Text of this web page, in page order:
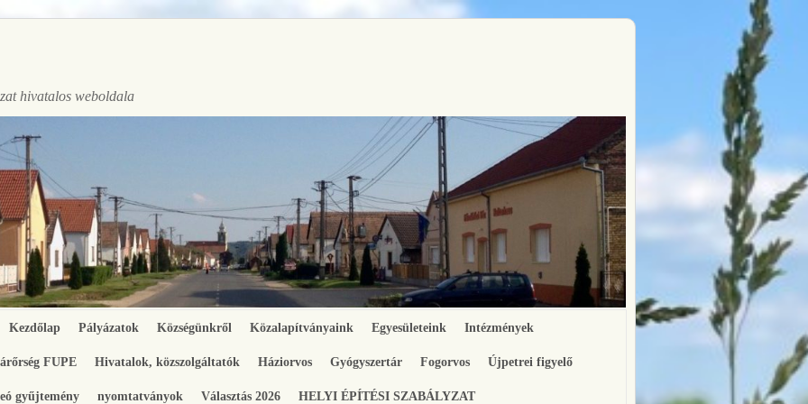
hivatalos weboldala
Kezdőlap Pályázatok Községünkről Közalapítványaink Egyesületeink Intézmények
FUPE Hivatalok, közszolgáltatók Háziorvos Gyógyszertár Fogorvos Újpetrei figyelő
gyűjtemény nyomtatványok Választás 2026 HELYI ÉPÍTÉSI SZABÁLYZAT